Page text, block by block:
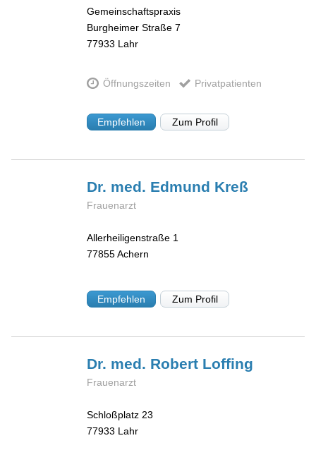
Gemeinschaftspraxis
Burgheimer Straße 7
77933 Lahr
Öffnungszeiten Privatpatienten
Empfehlen Zum Profil
Dr. med. Edmund Kreß
Frauenarzt
Allerheiligenstraße 1
77855Achern
Empfehlen Zum Profil
Dr. med. Robert Loffing
Frauenarzt
Schloßplatz 23
77933 Lahr